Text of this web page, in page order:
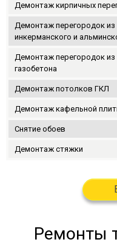
Демонтаж кирпичных
Демонтаж перегородок из
инкерманского и
Демонтаж перегородок из
газобетона
Демонтаж потолков ГКЛ
Демонтаж кафельной
Снятие обоев
Демонтаж стяжки
Ремонты